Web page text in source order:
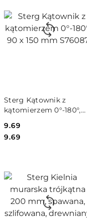
Sterg Kątownik z
kątomierzem 0°-180°,
Cena:
9.69
Cena:
9.69
DO KOSZYKA